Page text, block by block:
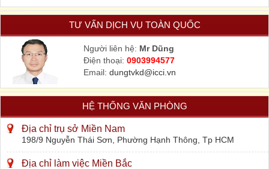
TƯ VẤN DỊCH VỤ TOÀN QUỐC
Người liên hệ: Mr Dũng
Điện thoại: 0903994577
Email: dungtvkd@icci.vn
HỆ THỐNG VĂN PHÒNG
Địa chỉ trụ sở Miền Nam
198/9 Nguyễn Thái Sơn, Phường Hạnh Thông, Tp HCM
Địa chỉ làm việc Miền Bắc